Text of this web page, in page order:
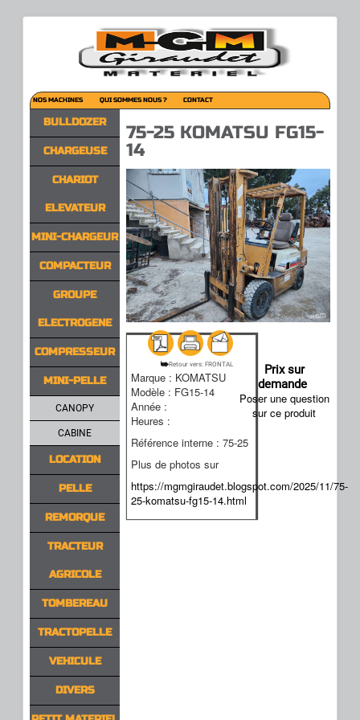
BULLDOZER
CHARGEUSE
CHARIOT
ELEVATEUR
MINI-CHARGEUR
COMPACTEUR
GROUPE
ELECTROGENE
COMPRESSEUR
MINI-PELLE
CANOPY
CABINE
LOCATION
PELLE
REMORQUE
TRACTEUR
AGRICOLE
TOMBEREAU
TRACTOPELLE
VEHICULE
DIVERS
NOS MACHINES QUI SOMMES NOUS ? CONTACT
75-25 KOMATSU FG15-
14
Prix sur
demande
Poser une question
sur ce produit
Retour vers: FRONTAL
Marque : KOMATSU
Modèle : FG15-14
Année :
Heures :
Référence interne : 75-25
Plus de photos sur
https://mgmgiraudet.blogspot.com/2025/11/75-
25-komatsu-fg15-14.html